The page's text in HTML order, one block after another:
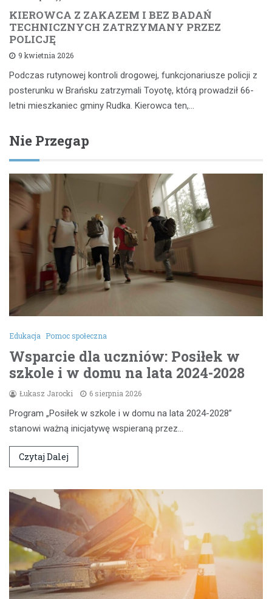
KIEROWCA Z ZAKAZEM I BEZ BADAŃ
TECHNICZNYCH ZATRZYMANY PRZEZ
POLICJĘ
9 kwietnia 2026
Podczas rutynowej kontroli drogowej, funkcjonariusze policji z
posterunku w Brańsku zatrzymali Toyotę, którą prowadził 66-
letni mieszkaniec gminy Rudka. Kierowca ten,…
Nie Przegap
Edukacja Pomoc społeczna
Wsparcie dla uczniów: Posiłek w
szkole i w domu na lata 2024-2028
Łukasz Jarocki 6 sierpnia 2026
Program „Posiłek w szkole i w domu na lata 2024-2028”
stanowi ważną inicjatywę wspieraną przez…
Czytaj Dalej